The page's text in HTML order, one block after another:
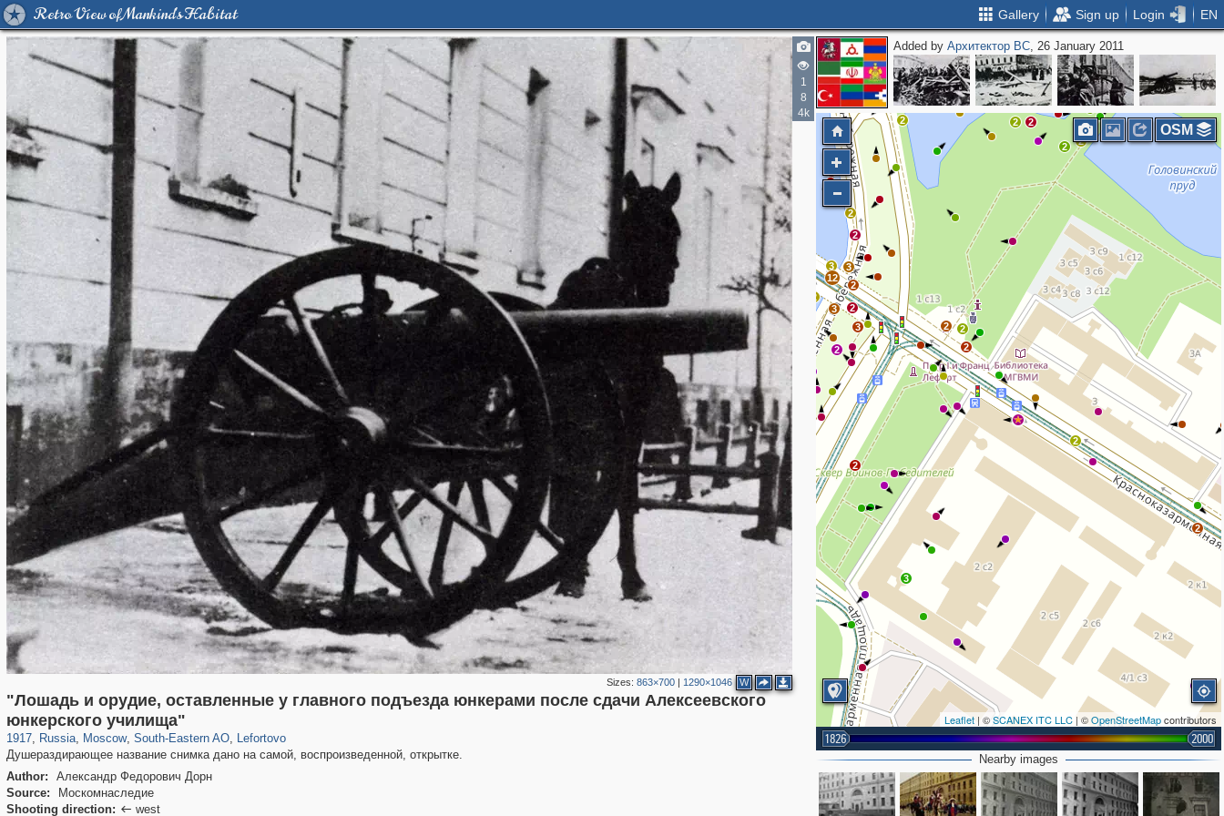
Retro View of Mankind's Habitat Gallery Sign up Login EN
1
8
4k
Sizes:863×700 | 1290×1046 W
"Лошадь и орудие, оставленные у главного подъезда юнкерами после сдачи Алексеевского
юнкерского училища"
1917, Russia
1,406,840 29,243
, Moscow
319,861 8,286
, South-Eastern AO
11,379 197
, Lefortovo
Душераздирающее название снимка дано на самой, воспроизведенной, открытке.
Author:
Александр Федорович Дорн
Source:
Москомнаследие
Shooting direction:  west
Added byАрхитектор ВС, 26 January 2011
2
2
2
2
2
5
2
9
8
2
2
2
2
3
3
12
2
2
2
3
3
2
2
2
2
2
2
2
3
2
Leaflet | ©SCANEX ITC LLC | ©OpenStreetMapcontributors
1826 2000
OSM
Nearby images